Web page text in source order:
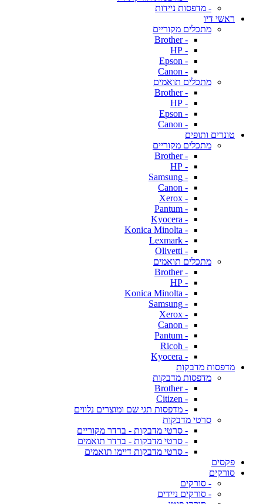
- מדפסות ניידות
ראשי דיו
מתכלים מקוריים
- Brother
- HP
- Epson
- Canon
מתכלים תואמים
- Brother
- HP
- Epson
- Canon
טונרים ותופים
מתכלים מקוריים
- Brother
- HP
- Samsung
- Canon
- Xerox
- Pantum
- Kyocera
- Konica Minolta
- Lexmark
- Olivetti
מתכלים תואמים
- Brother
- HP
- Konica Minolta
- Samsung
- Xerox
- Canon
- Pantum
- Ricoh
- Kyocera
מדפסות מדבקות
מדפסות מדבקות
- Brother
- Citizen
- מדפסות תגי שם ומוצרים נלווים
סרטי מדבקות
- סרטי מדבקות - ברדר מקוריים
- סרטי מדבקות - ברדר תואמים
- סרטי מדבקות דיימו תואמים
פקסים
סורקים
- סורקים
- סורקים ניידים